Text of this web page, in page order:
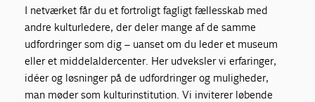
I netværket får du et fortroligt fagligt fællesskab med
andre kulturledere, der deler mange af de samme
udfordringer som dig – uanset om du leder et museum
eller et middelaldercenter. Her udveksler vi erfaringer,
idéer og løsninger på de udfordringer og muligheder,
man møder som kulturinstitution. Vi inviterer løbende